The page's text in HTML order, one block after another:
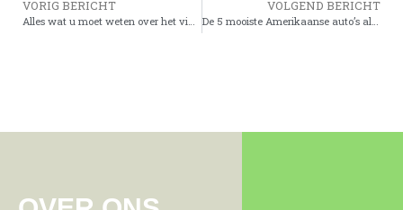
VORIG BERICHT VOLGEND BERICHT